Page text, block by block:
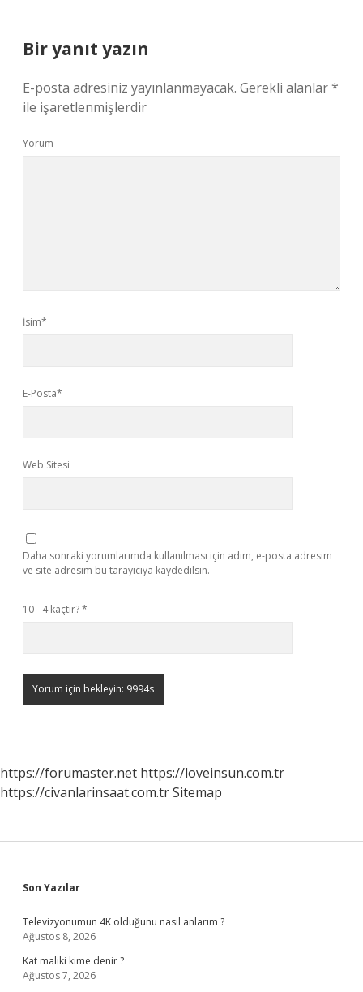
Bir yanıt yazın
E-posta adresiniz yayınlanmayacak. Gerekli alanlar*
ile işaretlenmişlerdir
Yorum
İsim*
E-Posta*
Web Sitesi
Daha sonraki yorumlarımda kullanılması için adım, e-posta adresim
ve site adresim bu tarayıcıya kaydedilsin.
10 - 4 kaçtır?*
https://forumaster.net https://loveinsun.com.tr
https://civanlarinsaat.com.trSitemap
Sidebar
Son Yazılar
Televizyonumun 4K olduğunu nasıl anlarım ?
Ağustos 8, 2026
Kat maliki kime denir ?
Ağustos 7, 2026